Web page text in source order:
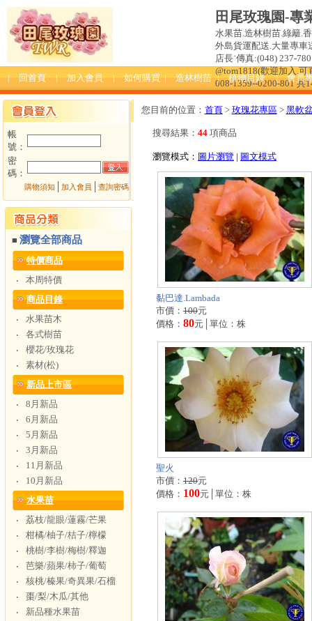
田尾玫瑰園-專
水果苗.造林樹苗.綠籬.
外島貨運配送.大量專車
店長˙傳真:(048) 237-
@tom1818(歡迎加入.
008-1359--0200-801 共
| 回首頁 | 加入會員 | 如何購買 | 造林樹苗 | 植物目錄 | 會員
帳
號：
密
碼：
購物須知 加入會員 查詢密碼
■ 瀏覽全部商品
特價商品
‧
本周特價
商品目錄
‧
水果苗木
‧
各式樹苗
‧
櫻花/玫瑰花
‧
素材(松)
新品上市區
‧
8月新品
‧
6月新品
‧
5月新品
‧
3月新品
‧
11月新品
‧
10月新品
水果苗
‧
荔枝/龍眼/蓮霧/芒果
‧
柑橘/柚子/桔子/檸檬
‧
桃樹/李樹/梅樹/釋迦
‧
芭樂/蘋果/柿子/葡萄
‧
核桃/榛果/奇異果/石榴
‧
棗/梨/木瓜/其他
‧
新品種水果苗
您目前的位置： 首頁> 玫瑰花專區> 黑軟
搜尋結果： 44 項商品
瀏覽模式： 圖片瀏覽 | 圖文模式
黏巴達.Lambada
市價： 100元
價格： 80元│單位：株
聖火
市價： 120元
價格： 100元│單位：株